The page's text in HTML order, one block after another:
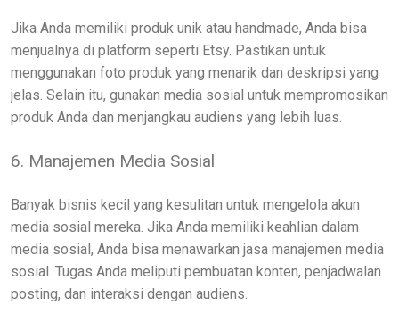
Jika Anda memiliki produk unik atau handmade, Anda bisa
menjualnya di platform seperti Etsy. Pastikan untuk
menggunakan foto produk yang menarik dan deskripsi yang
jelas. Selain itu, gunakan media sosial untuk mempromosikan
produk Anda dan menjangkau audiens yang lebih luas.
6. Manajemen Media Sosial
Banyak bisnis kecil yang kesulitan untuk mengelola akun
media sosial mereka. Jika Anda memiliki keahlian dalam
media sosial, Anda bisa menawarkan jasa manajemen media
sosial. Tugas Anda meliputi pembuatan konten, penjadwalan
posting, dan interaksi dengan audiens.